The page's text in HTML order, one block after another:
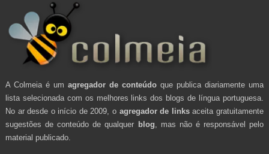
A Colmeia é um agregador de conteúdo que publica diariamente uma
lista selecionada com os melhores links dos blogs de língua portuguesa.
No ar desde o início de 2009, o agregador de linksaceita gratuitamente
sugestões de conteúdo de qualquer blog , mas não é responsável pelo
material publicado.